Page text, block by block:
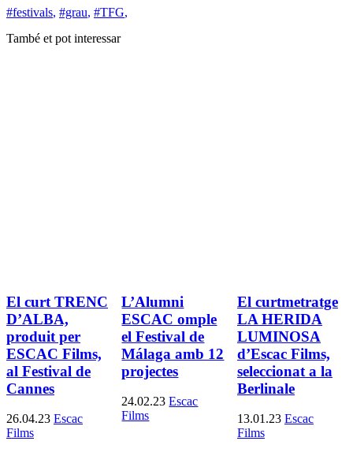
#festivals, #grau, #TFG,
També et pot interessar
El curt TRENC
D’ALBA,
produit per
ESCAC Films,
al Festival de
Cannes
26.04.23 Escac
Films
L’Alumni
ESCAC omple
el Festival de
Málaga amb 12
projectes
24.02.23 Escac
Films
El curtmetratge
LA HERIDA
LUMINOSA
d’Escac Films,
seleccionat a la
Berlinale
13.01.23 Escac
Films